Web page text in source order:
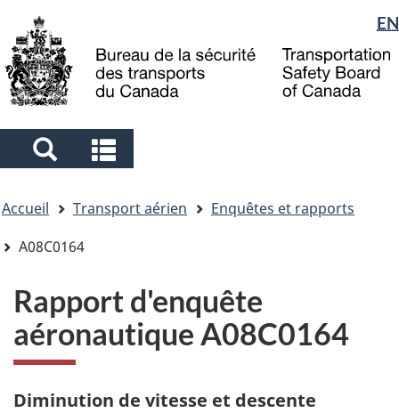
to
main
to
"About
government"
à
la
Sélection
de
la
langue
EN
Search
and
menus
and
menus
êtes
ici
Accueil Transport aérien
Enquêtes et rapports
A08C0164
Rapport d'enquête
aéronautique A08C0164
Diminution de vitesse et descente